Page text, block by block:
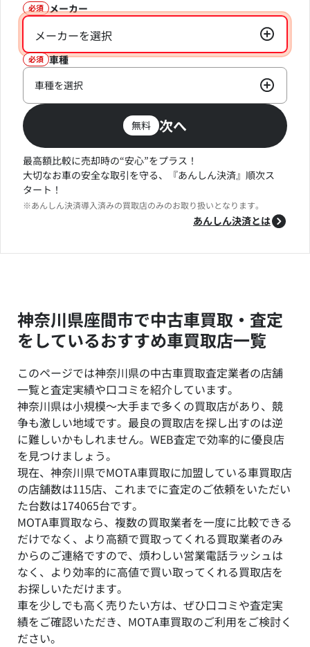
必須 メーカー
メーカーを選択
必須 車種
車種を選択
無料 次へ
最高額比較に売却時の“安心”をプラス！
大切なお車の安全な取引を守る、『あんしん決済』順次ス
タート！
※あんしん決済導入済みの買取店のみのお取り扱いとなります。
あんしん決済とは
神奈川県座間市で中古車買取・査定
をしているおすすめ車買取店一覧
このページでは神奈川県の中古車買取査定業者の店舗
一覧と査定実績や口コミを紹介しています。
神奈川県は小規模～大手まで多くの買取店があり、競
争も激しい地域です。最良の買取店を探し出すのは逆
に難しいかもしれません。WEB査定で効率的に優良店
を見つけましょう。
現在、神奈川県でMOTA車買取に加盟している車買取店
の店舗数は115店、これまでに査定のご依頼をいただい
た台数は174065台です。
MOTA車買取なら、複数の買取業者を一度に比較できる
だけでなく、より高額で買取ってくれる買取業者のみ
からのご連絡ですので、煩わしい営業電話ラッシュは
なく、より効率的に高値で買い取ってくれる買取店を
お探しいただけます。
車を少しでも高く売りたい方は、ぜひ口コミや査定実
績をご確認いただき、MOTA車買取のご利用をご検討く
ださい。